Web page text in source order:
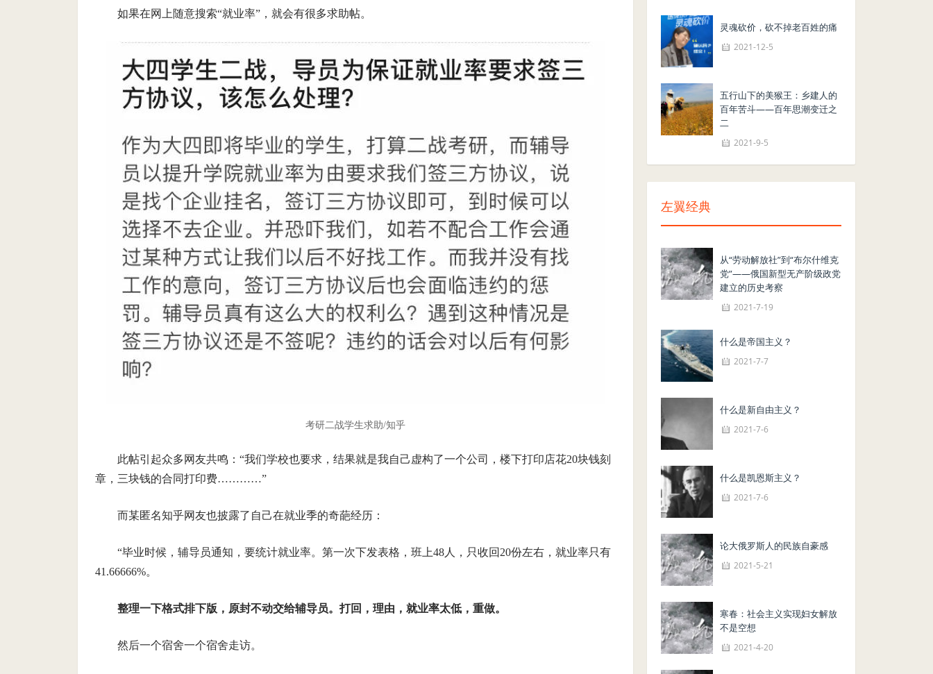
如果在网上随意搜索“就业率”，就会有很多求助帖。
考研二战学生求助/知乎
此帖引起众多网友共鸣：“我们学校也要求，结果就是我自己虚构了一个公司，楼下打印店花20块钱刻
章，三块钱的合同打印费…………”
而某匿名知乎网友也披露了自己在就业季的奇葩经历：
“毕业时候，辅导员通知，要统计就业率。第一次下发表格，班上48人，只收回20份左右，就业率只有
41.66666%。
整理一下格式排下版，原封不动交给辅导员。打回，理由，就业率太低，重做。
然后一个宿舍一个宿舍走访。
灵魂砍价，砍不掉老百姓的痛
2021-12-5
五行山下的美猴王：乡建人的
百年苦斗——百年思潮变迁之
二
2021-9-5
左翼经典
从“劳动解放社”到“布尔什维克
党”——俄国新型无产阶级政党
建立的历史考察
2021-7-19
什么是帝国主义？
2021-7-7
什么是新自由主义？
2021-7-6
什么是凯恩斯主义？
2021-7-6
论大俄罗斯人的民族自豪感
2021-5-21
寒春：社会主义实现妇女解放
不是空想
2021-4-20